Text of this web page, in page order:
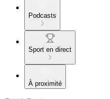
Podcasts
Sport en direct
À proximité